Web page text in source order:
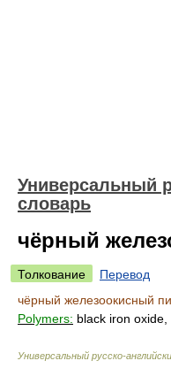
Универсальный
словарь
чёрный
Толкование
Перевод
чёрный железоокисный
Polymers: black iron
Универсальный русско-